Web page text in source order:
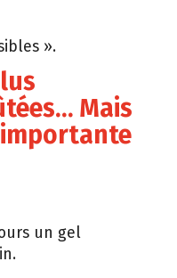
».
Mais
un gel